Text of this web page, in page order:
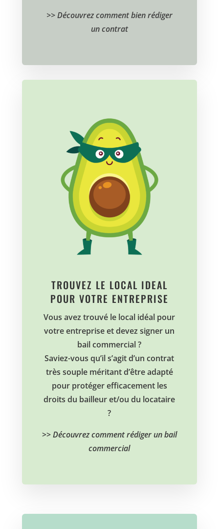
>> Découvrez comment bien rédiger
un contrat
TROUVEZ LE LOCAL IDEAL
POUR VOTRE ENTREPRISE
Vous avez trouvé le local idéal pour
votre entreprise et devez signer un
bail commercial ?
Saviez-vous qu’il s’agit d’un contrat
très souple méritant d’être adapté
pour protéger efficacement les
droits du bailleur et/ou du locataire
?
>>Découvrez comment rédiger un bail
commercial